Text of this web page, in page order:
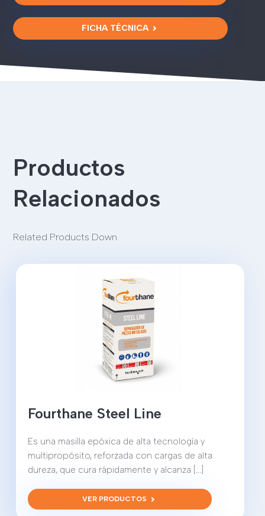
FICHA TÉCNICA
Productos
Relacionados
Related Products Down
Fourthane Steel Line
Es una masilla epóxica de alta tecnología y
multipropósito, reforzada con cargas de alta
dureza, que cura rápidamente y alcanza [...]
VER PRODUCTOS